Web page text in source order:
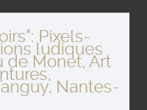
Pixels-
ludiques
de Monet, Art
Nantes-